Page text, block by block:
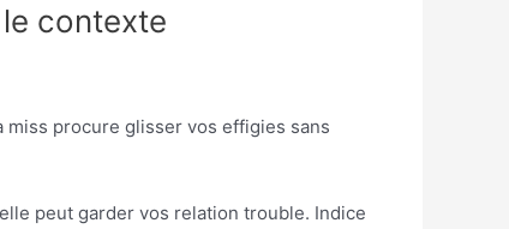
contexte
procure glisser vos effigies sans
peut garder vos relation trouble. Indice